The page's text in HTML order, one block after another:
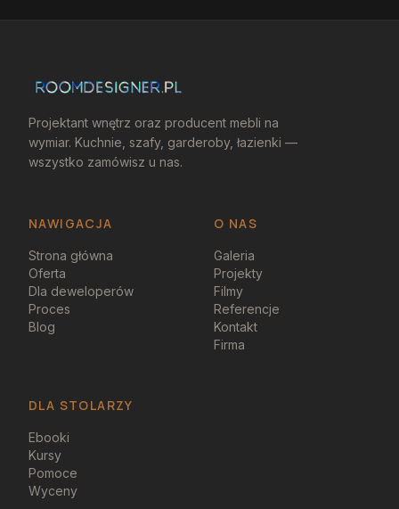
Projektant wnętrz oraz producent mebli na
wymiar. Kuchnie, szafy, garderoby, łazienki —
wszystko zamówisz u nas.
NAWIGACJA O NAS
Strona główna
Oferta
Dla deweloperów
Proces
Blog
Galeria
Projekty
Filmy
Referencje
Kontakt
Firma
DLA STOLARZY
Ebooki
Kursy
Pomoce
Wyceny